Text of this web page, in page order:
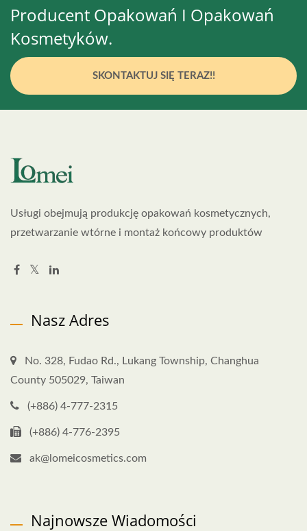
Producent Opakowań I Opakowań
Kosmetyków.
SKONTAKTUJ SIĘ TERAZ!!
Usługi obejmują produkcję opakowań kosmetycznych,
przetwarzanie wtórne i montaż końcowy produktów
Nasz Adres
No. 328, Fudao Rd., Lukang Township, Changhua
County 505029, Taiwan
(+886) 4-777-2315
(+886) 4-776-2395
ak@lomeicosmetics.com
Najnowsze Wiadomości